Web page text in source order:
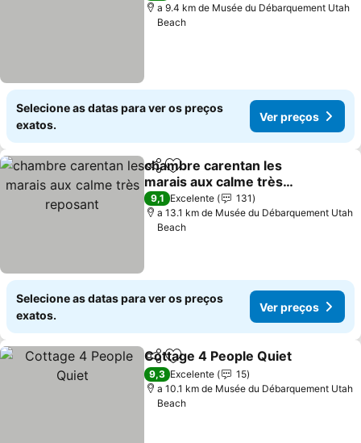
a 9.4 km de Musée du Débarquement Utah
Beach
Selecione as datas para ver os preços
exatos.
Ver preços
PartilharAdicionar aos favoritos
chambre carentan les
marais aux calme très
reposant
9,1 Excelente
131
a 13.1 km de Musée du Débarquement Utah
Beach
Selecione as datas para ver os preços
exatos.
Ver preços
PartilharAdicionar aos favoritos
Cottage 4 People Quiet
9,3 Excelente
15
a 10.1 km de Musée du Débarquement Utah
Beach